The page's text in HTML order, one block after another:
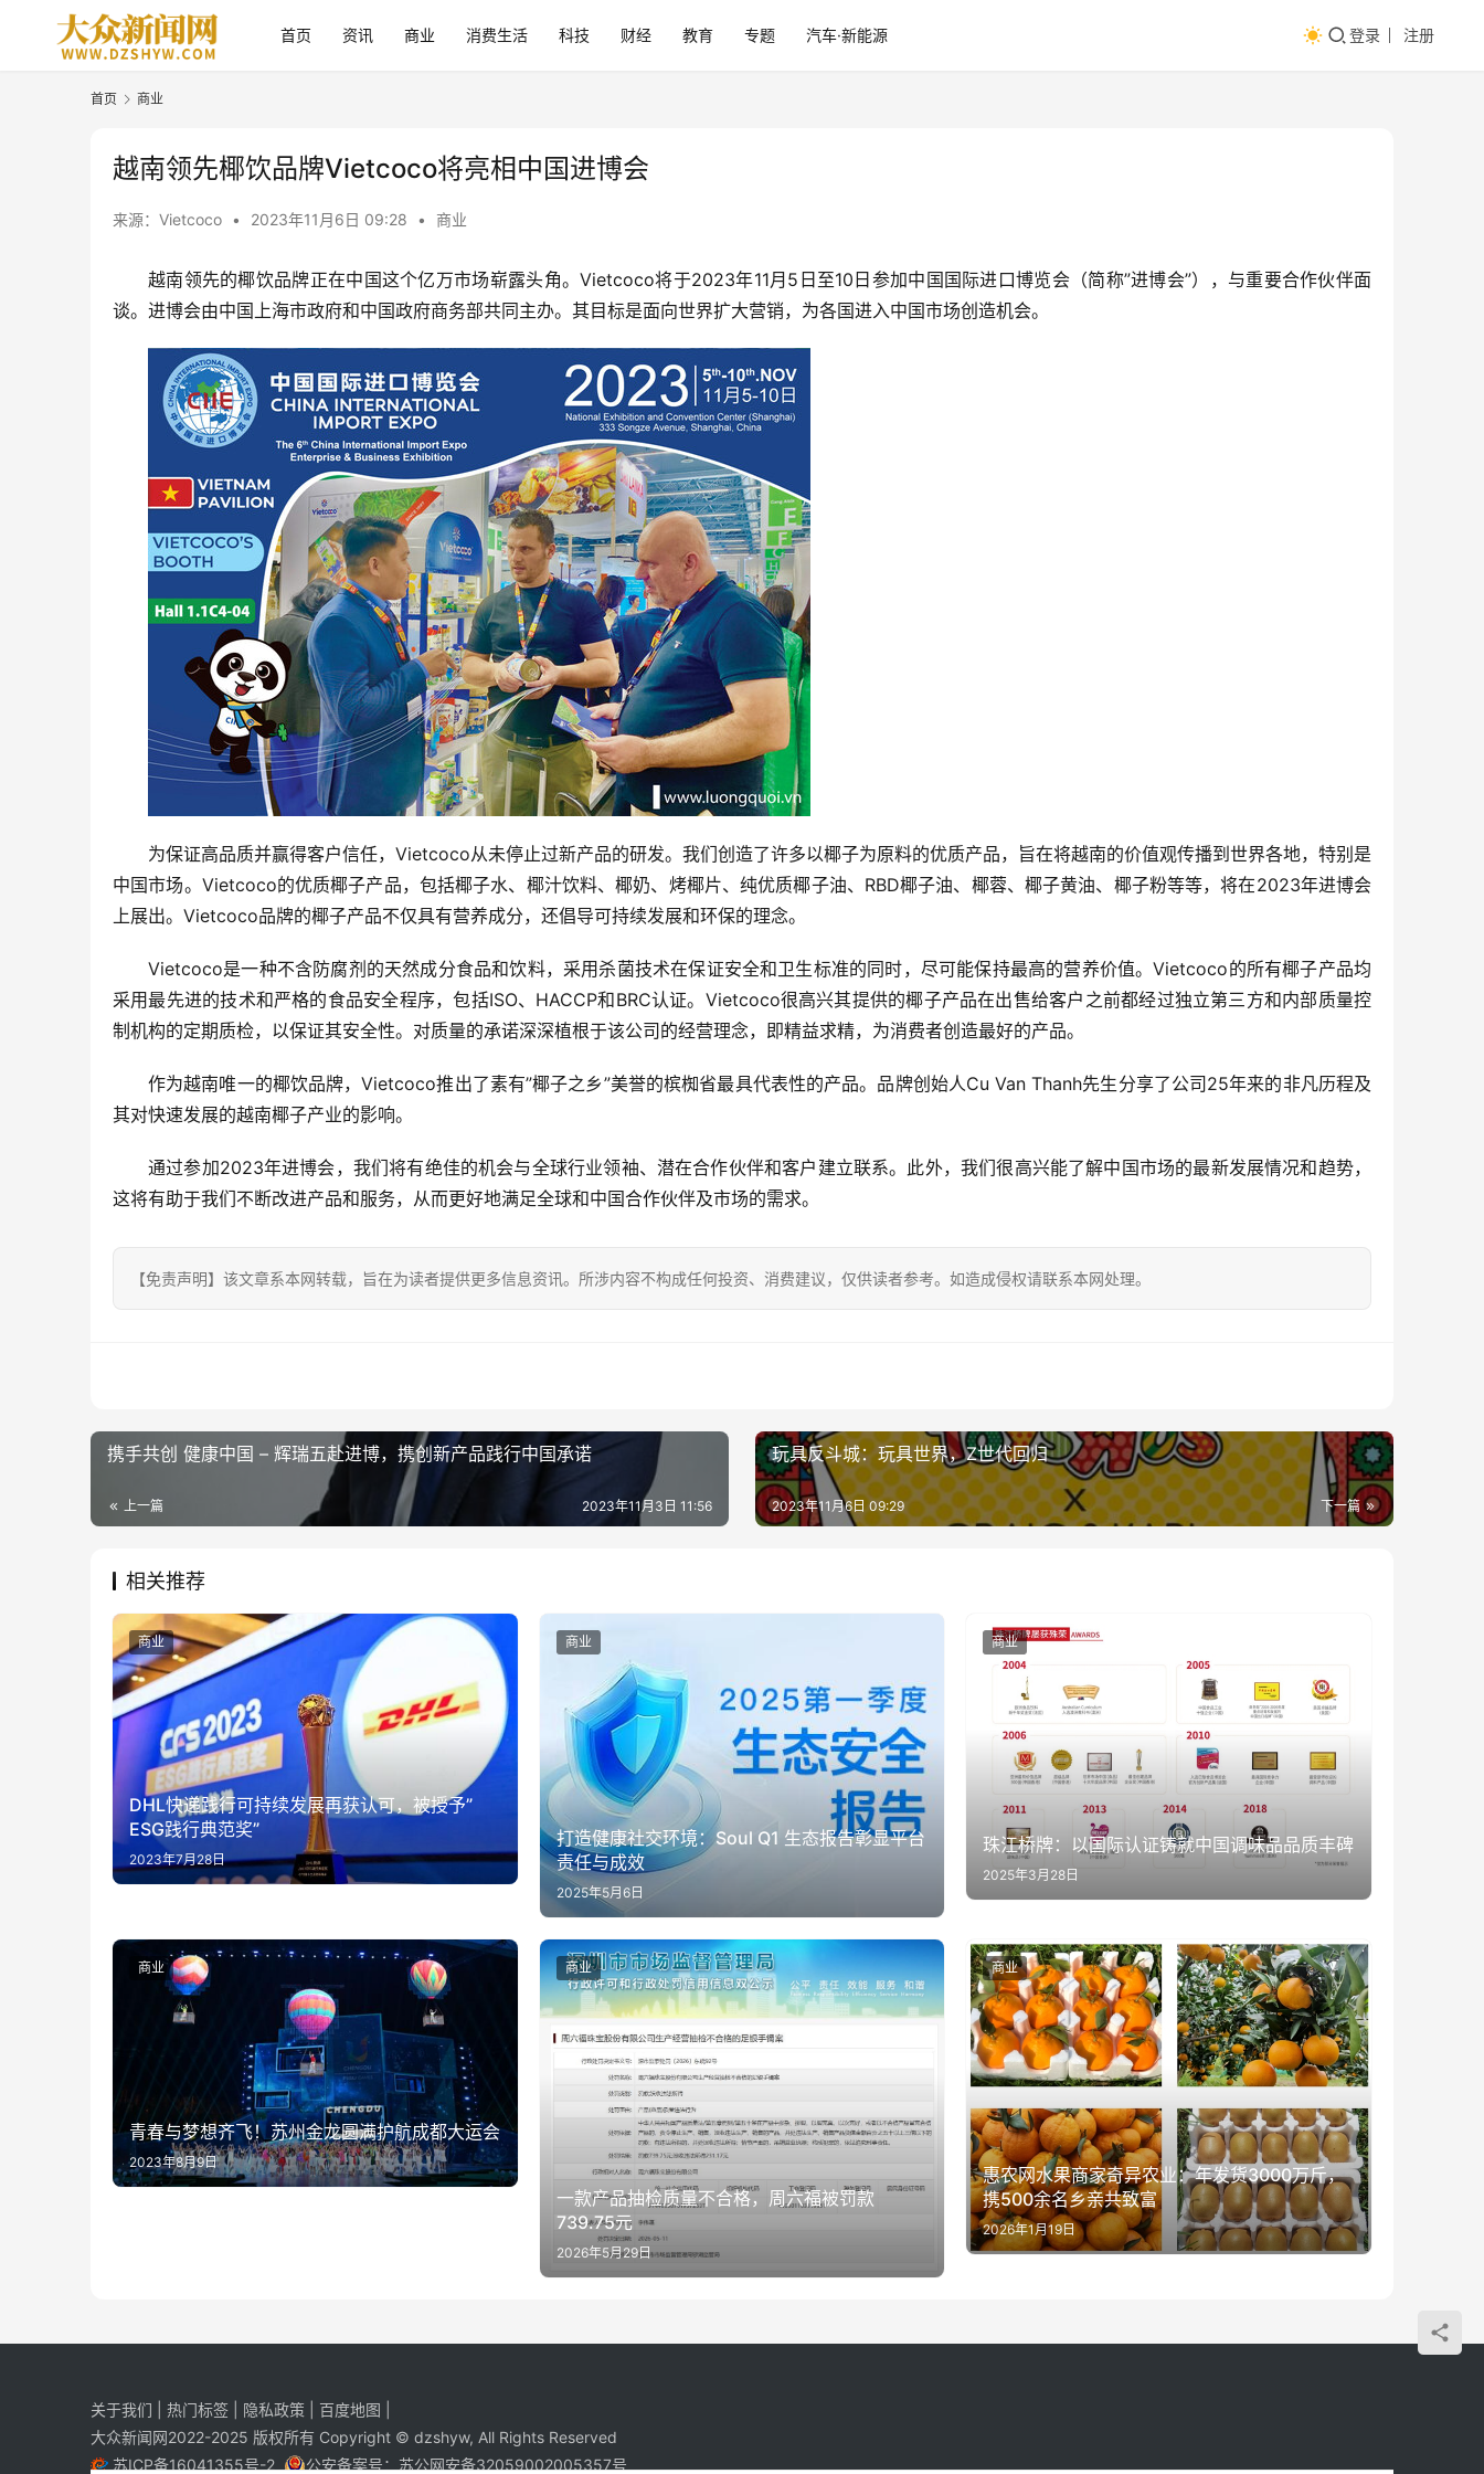
首页 资讯 商业 消费生活 科技 财经 教育 专题 汽车·新能源 登录 注册
首页 商业
越南领先椰饮品牌Vietcoco将亮相中国进博会
来源：Vietcoco • 2023年11月6日 09:28 • 商业
越南领先的椰饮品牌正在中国这个亿万市场崭露头角。Vietcoco将于2023年11月5日至10日参加中国国际进口博览会（简称”进博会”），与重要合作伙伴面
谈。进博会由中国上海市政府和中国政府商务部共同主办。其目标是面向世界扩大营销，为各国进入中国市场创造机会。
为保证高品质并赢得客户信任，Vietcoco从未停止过新产品的研发。我们创造了许多以椰子为原料的优质产品，旨在将越南的价值观传播到世界各地，特别是
中国市场。Vietcoco的优质椰子产品，包括椰子水、椰汁饮料、椰奶、烤椰片、纯优质椰子油、RBD椰子油、椰蓉、椰子黄油、椰子粉等等，将在2023年进博会
上展出。Vietcoco品牌的椰子产品不仅具有营养成分，还倡导可持续发展和环保的理念。
Vietcoco是一种不含防腐剂的天然成分食品和饮料，采用杀菌技术在保证安全和卫生标准的同时，尽可能保持最高的营养价值。Vietcoco的所有椰子产品均
采用最先进的技术和严格的食品安全程序，包括ISO、HACCP和BRC认证。Vietcoco很高兴其提供的椰子产品在出售给客户之前都经过独立第三方和内部质量控
制机构的定期质检，以保证其安全性。对质量的承诺深深植根于该公司的经营理念，即精益求精，为消费者创造最好的产品。
作为越南唯一的椰饮品牌，Vietcoco推出了素有”椰子之乡”美誉的槟椥省最具代表性的产品。品牌创始人Cu Van Thanh先生分享了公司25年来的非凡历程及
其对快速发展的越南椰子产业的影响。
通过参加2023年进博会，我们将有绝佳的机会与全球行业领袖、潜在合作伙伴和客户建立联系。此外，我们很高兴能了解中国市场的最新发展情况和趋势，
这将有助于我们不断改进产品和服务，从而更好地满足全球和中国合作伙伴及市场的需求。
【免责声明】该文章系本网转载，旨在为读者提供更多信息资讯。所涉内容不构成任何投资、消费建议，仅供读者参考。如造成侵权请联系本网处理。
携手共创 健康中国 – 辉瑞五赴进博，携创新产品践行中国承诺
上一篇 2023年11月3日 11:56
玩具反斗城：玩具世界，Z世代回归
下一篇
2023年11月6日 09:29
相关推荐
DHL快递践行可持续发展再获认可，被授予”
ESG践行典范奖”
2023年7月28日
商业
打造健康社交环境：Soul Q1 生态报告彰显平台
责任与成效
2025年5月6日
商业
珠江桥牌：以国际认证铸就中国调味品品质丰碑
2025年3月28日
商业
青春与梦想齐飞！苏州金龙圆满护航成都大运会
2023年8月9日
商业
一款产品抽检质量不合格，周六福被罚款
739.75元
2026年5月29日
商业
惠农网水果商家奇异农业：年发货3000万斤，
携500余名乡亲共致富
2026年1月19日
商业
关于我们 热门标签 隐私政策 百度地图
大众新闻网2022-2025 版权所有 Copyright © dzshyw, All Rights Reserved
苏ICP备16041355号-2
公安备案号： 苏公网安备32059002005357号